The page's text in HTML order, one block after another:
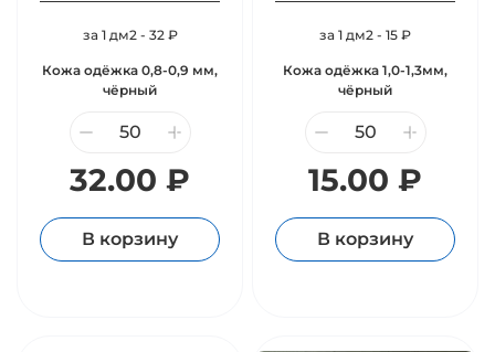
за 1 дм2 - 32 ₽
Кожа одёжка 0,8-0,9 мм,
чёрный
32.00 ₽
В корзину
за 1 дм2 - 15 ₽
Кожа одёжка 1,0-1,3мм,
чёрный
15.00 ₽
В корзину